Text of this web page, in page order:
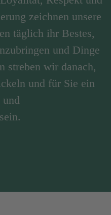
zeichnen unsere
täglich ihr Bestes,
und Dinge
streben wir danach,
und für Sie ein
und